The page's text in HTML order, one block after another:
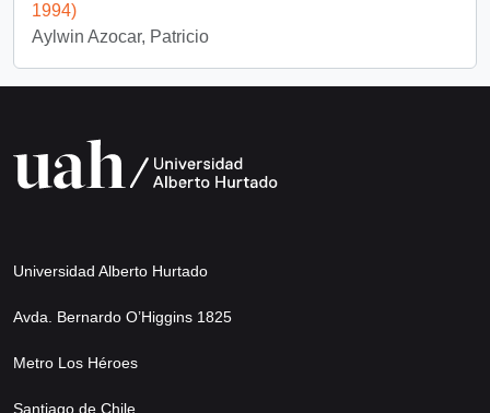
1994)
Aylwin Azocar, Patricio
Universidad Alberto Hurtado
Avda. Bernardo O’Higgins 1825
Metro Los Héroes
Santiago de Chile